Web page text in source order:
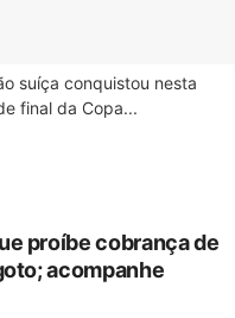
suíça conquistou nesta
final da Copa...
proíbe cobrança de
acompanhe